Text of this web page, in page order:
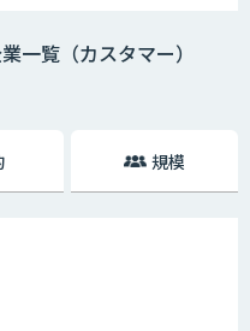
一覧（カスタマー）
規模